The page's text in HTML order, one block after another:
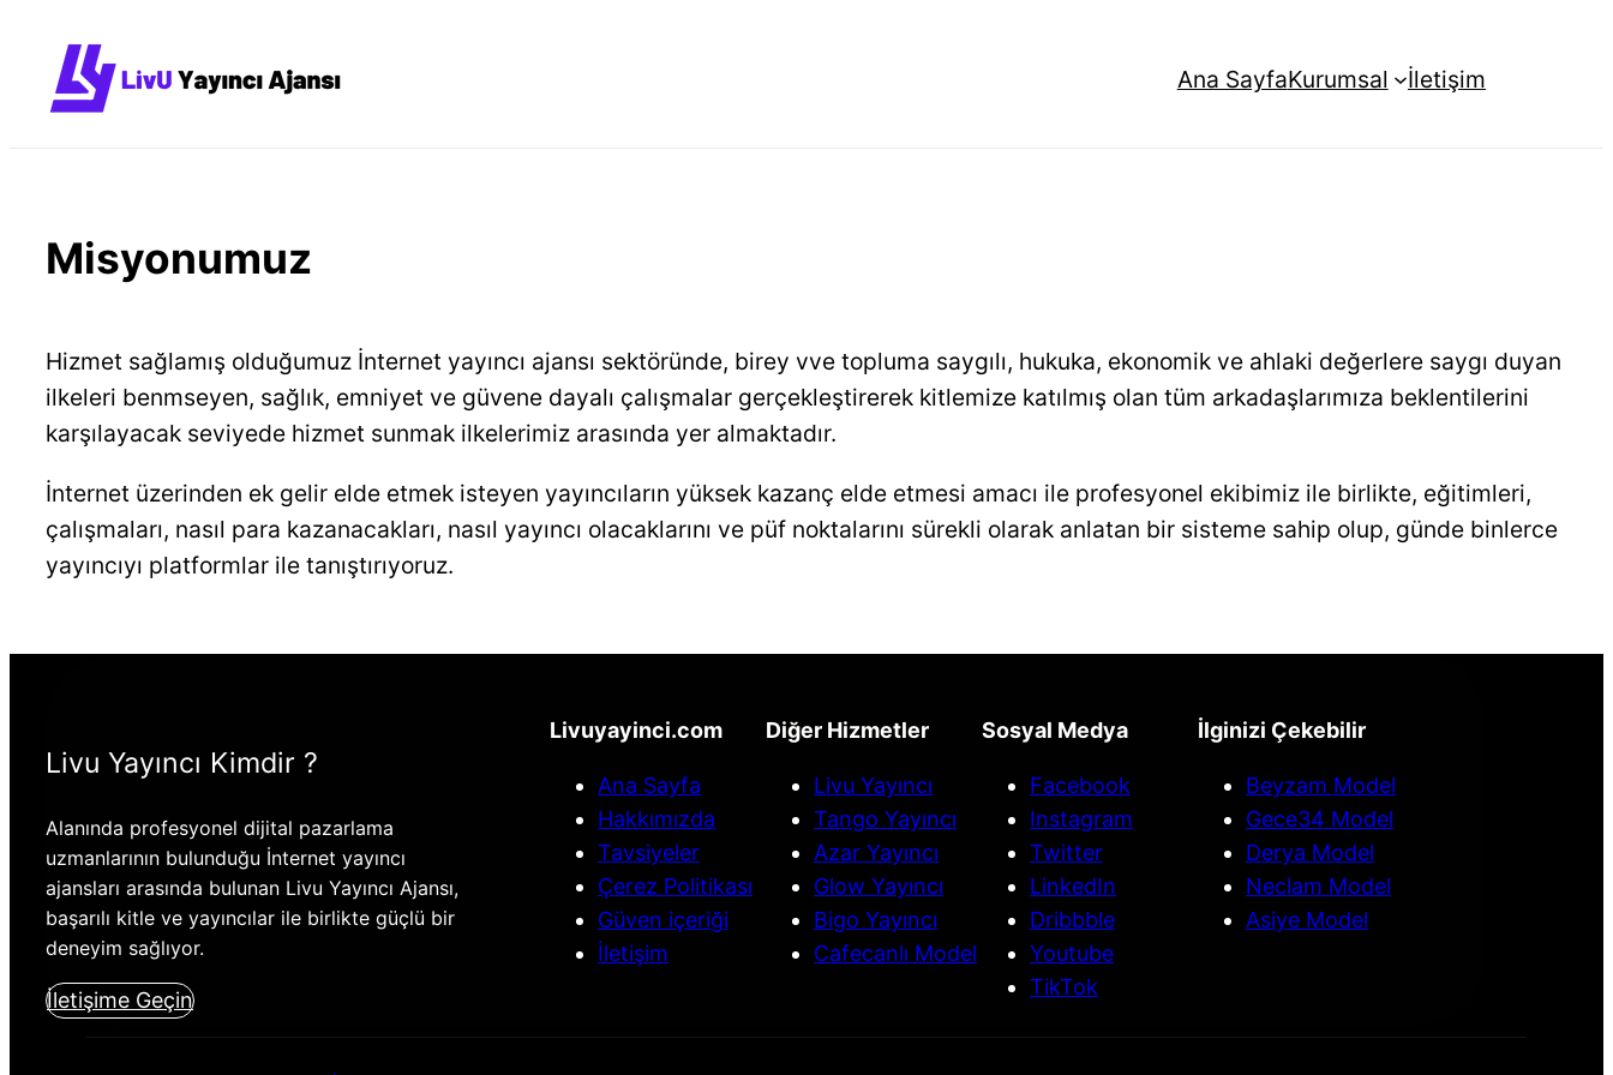
Ana SayfaKurumsal İletişim
Misyonumuz
Hizmet sağlamış olduğumuz İnternet yayıncı ajansı sektöründe, birey vve topluma saygılı, hukuka, ekonomik ve ahlaki değerlere saygı duyan
ilkeleri benmseyen, sağlık, emniyet ve güvene dayalı çalışmalar gerçekleştirerek kitlemize katılmış olan tüm arkadaşlarımıza beklentilerini
karşılayacak seviyede hizmet sunmak ilkelerimiz arasında yer almaktadır.
İnternet üzerinden ek gelir elde etmek isteyen yayıncıların yüksek kazanç elde etmesi amacı ile profesyonel ekibimiz ile birlikte, eğitimleri,
çalışmaları, nasıl para kazanacakları, nasıl yayıncı olacaklarını ve püf noktalarını sürekli olarak anlatan bir sisteme sahip olup, günde binlerce
yayıncıyı platformlar ile tanıştırıyoruz.
Livu Yayıncı Kimdir ?
Alanında profesyonel dijital pazarlama
uzmanlarının bulunduğu İnternet yayıncı
ajansları arasında bulunan Livu Yayıncı Ajansı,
başarılı kitle ve yayıncılar ile birlikte güçlü bir
deneyim sağlıyor.
İletişime Geçin
Livuyayinci.com
Ana Sayfa
Hakkımızda
Tavsiyeler
Çerez Politikası
Güven içeriği
İletişim
Diğer Hizmetler
Livu Yayıncı
Tango Yayıncı
Azar Yayıncı
Glow Yayıncı
Bigo Yayıncı
Cafecanlı Model
Sosyal Medya
Facebook
Instagram
Twitter
LinkedIn
Dribbble
Youtube
TikTok
İlginizi Çekebilir
Beyzam Model
Gece34 Model
Derya Model
Neclam Model
Asiye Model